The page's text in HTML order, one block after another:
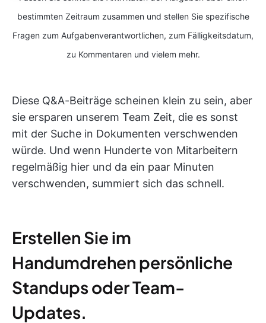
bestimmten Zeitraum zusammen und stellen Sie spezifische
Fragen zum Aufgabenverantwortlichen, zum Fälligkeitsdatum,
zu Kommentaren und vielem mehr.
Diese Q&A-Beiträge scheinen klein zu sein, aber
sie ersparen unserem Team Zeit, die es sonst
mit der Suche in Dokumenten verschwenden
würde. Und wenn Hunderte von Mitarbeitern
regelmäßig hier und da ein paar Minuten
verschwenden, summiert sich das schnell.
Erstellen Sie im
Handumdrehen persönliche
Standups oder Team-
Updates.